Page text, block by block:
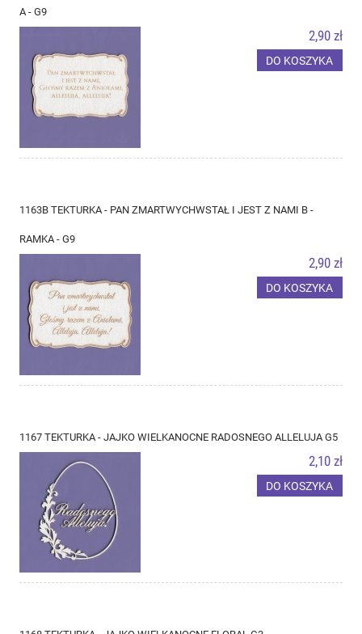
A - G9
2,90 zł
DO KOSZYKA
1163B TEKTURKA - PAN ZMARTWYCHWSTAŁ I JEST Z NAMI B -
RAMKA - G9
2,90 zł
DO KOSZYKA
1167 TEKTURKA - JAJKO WIELKANOCNE RADOSNEGO ALLELUJA G5
2,10 zł
DO KOSZYKA